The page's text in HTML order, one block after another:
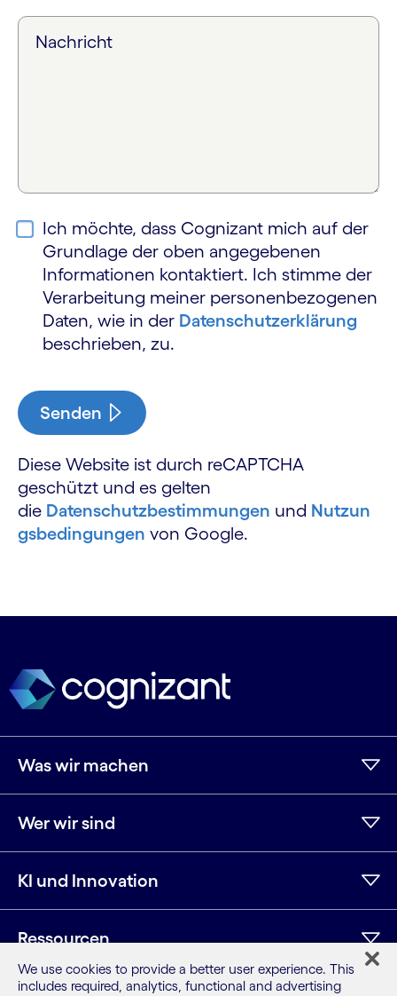
Nachricht
Ich möchte, dass Cognizant mich auf der
Grundlage der oben angegebenen
Informationen kontaktiert. Ich stimme der
Verarbeitung meiner personen­bezogenen
Daten, wie in der Datenschutz­erklärung
beschrieben, zu.
Senden
Diese Website ist durch reCAPTCHA
geschützt und es gelten
die Datenschutzbestimmungen und Nutzun
gsbedingungen von Google.
Was wir machen
Wer wir sind
KI und Innovation
Ressourcen
We use cookies to provide a better user experience. This
includes required, analytics, functional and advertising